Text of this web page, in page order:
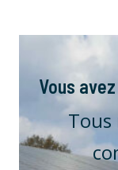
Vous